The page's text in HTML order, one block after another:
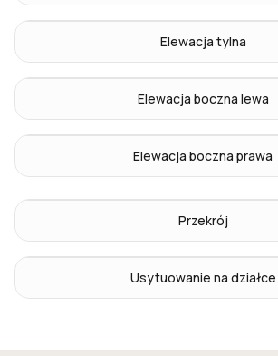
Elewacja tylna
Elewacja boczna lewa
Elewacja boczna prawa
Przekrój
Usytuowanie na działce